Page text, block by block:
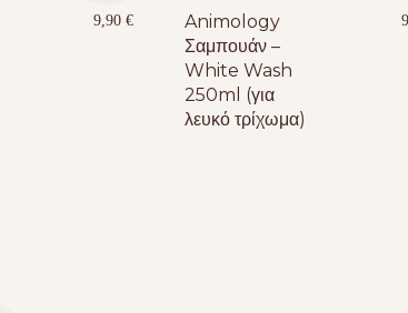
9,90 €
Animology
Σαμπουάν –
White Wash
250ml (για
λευκό τρίχωμα)